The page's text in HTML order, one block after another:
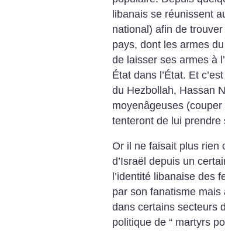
libanais se réunissent
national) afin de
pays, dont les armes
de laisser ses armes à
État dans l’État. Et
du Hezbollah, Hassan
moyenâgeuses
tenteront de lui prendre
Or il ne faisait plus rien
d’Israël depuis un
l’identité libanaise des
par son fanatisme mais
dans certains secteurs
politique de “ martyrs